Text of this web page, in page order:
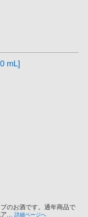
mL]
のお酒です。通年商品で
... 詳細ページへ